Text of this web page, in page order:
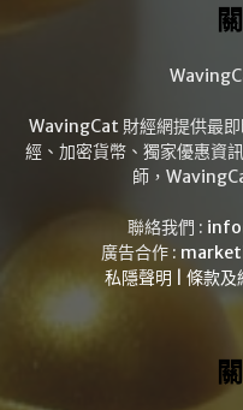
WavingCat 財經網提供最
經、加密貨幣、獨家優惠資
師，
聯絡我們 :
廣告合作 :
私隱聲明
條款及